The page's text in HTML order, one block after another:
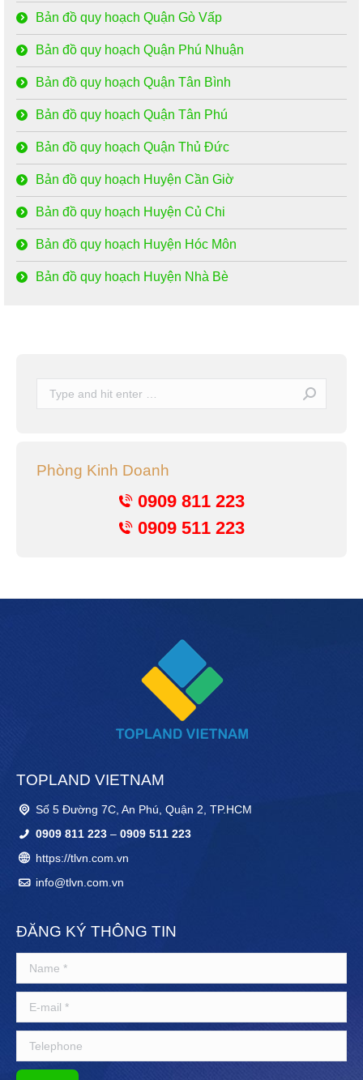
Bản đồ quy hoạch Quận Gò Vấp
Bản đồ quy hoạch Quận Phú Nhuận
Bản đồ quy hoạch Quận Tân Bình
Bản đồ quy hoạch Quận Tân Phú
Bản đồ quy hoạch Quận Thủ Đức
Bản đồ quy hoạch Huyện Cần Giờ
Bản đồ quy hoạch Huyện Củ Chi
Bản đồ quy hoạch Huyện Hóc Môn
Bản đồ quy hoạch Huyện Nhà Bè
Phòng Kinh Doanh
0909 811 223
0909 511 223
TOPLAND VIETNAM
Số 5 Đường 7C, An Phú, Quận 2, TP.HCM
0909 811 223– 0909 511 223
https://tlvn.com.vn
info@tlvn.com.vn
ĐĂNG KÝ THÔNG TIN